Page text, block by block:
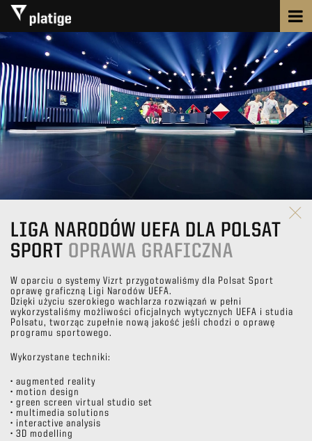
LIGA NARODÓW UEFA DLA POLSAT
SPORT OPRAWA GRAFICZNA
W oparciu o systemy Vizrt przygotowaliśmy dla Polsat Sport
oprawę graficzną Ligi Narodów UEFA.
Dzięki użyciu szerokiego wachlarza rozwiązań w pełni
wykorzystaliśmy możliwości oficjalnych wytycznych UEFA i studia
Polsatu, tworząc zupełnie nową jakość jeśli chodzi o oprawę
programu sportowego.
Wykorzystane techniki:
• augmented reality
• motion design
• green screen virtual studio set
• multimedia solutions
• interactive analysis
• 3D modelling